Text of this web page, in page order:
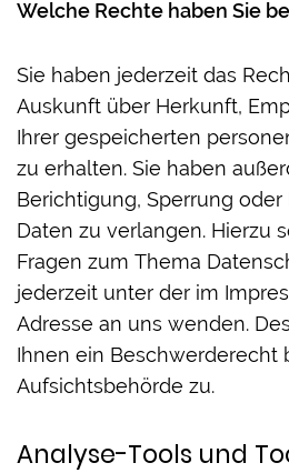
Welche Rechte haben Sie
Sie haben jederzeit das
Auskunft über Herkunft,
Ihrer gespeicherten
zu erhalten. Sie haben
Berichtigung, Sperrung
Daten zu verlangen. Hierzu
Fragen zum Thema
jederzeit unter der im
Adresse an uns wenden.
Ihnen ein Beschwerderecht
Aufsichtsbehörde zu.
Analyse-Tools und